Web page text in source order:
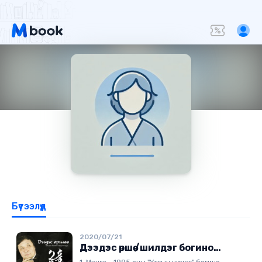
Бүтээлүүд
Дээдэс өршөө /шилдэг богино
2020/07/21